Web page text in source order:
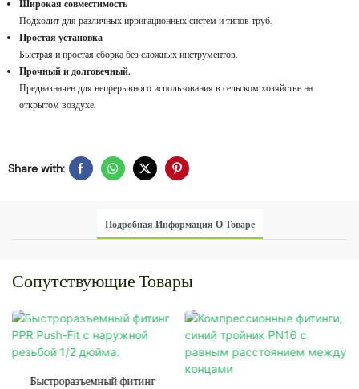
Широкая совместимость
Подходит для различных ирригационных систем и типов труб.
Простая установка
Быстрая и простая сборка без сложных инструментов.
Прочный и долговечный.
Предназначен для непрерывного использования в сельском хозяйстве на
открытом воздухе.
Share with:
Подробная Информация О Товаре
Сопутствующие Товары
Быстроразъемный фитинг